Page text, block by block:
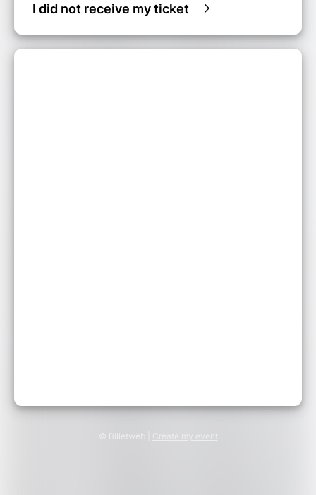
I did not receive my ticket
© Billetweb |